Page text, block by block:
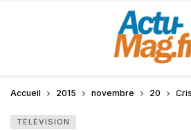
Accueil 2015 novembre 20
TÉLÉVISION